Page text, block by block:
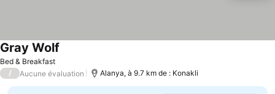
Bed & Breakfast
Gray Wolf
/ Aucune évaluation Alanya, à 9.7 km de : Konakli